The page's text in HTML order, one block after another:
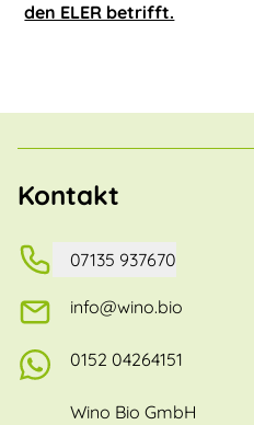
den ELER betrifft.
Kontakt
07135 937670
info@wino.bio
0152 04264151
Wino Bio GmbH